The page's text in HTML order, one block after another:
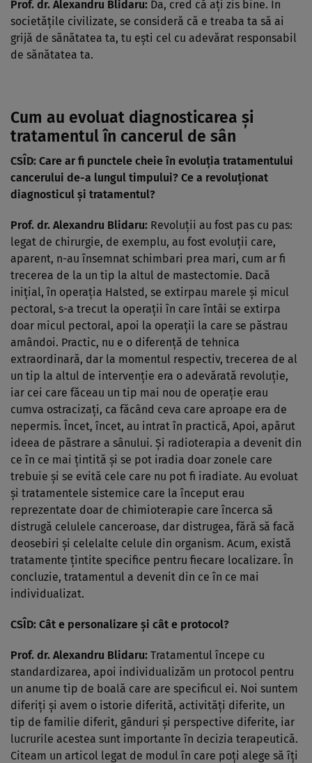
Prof. dr. Alexandru Blidaru: Da, cred că aţi zis bine. În
societăţile civilizate, se consideră că e treaba ta să ai
grijă de sănătatea ta, tu eşti cel cu adevărat responsabil
de sănătatea ta.
Cum au evoluat diagnosticarea şi
tratamentul în cancerul de sân
CSÎD: Care ar fi punctele cheie în evoluţia tratamentului
cancerului de-a lungul timpului? Ce a revoluţionat
diagnosticul şi tratamentul?
Prof. dr. Alexandru Blidaru: Revoluţii au fost pas cu pas:
legat de chirurgie, de exemplu, au fost evoluţii care,
aparent, n-au însemnat schimbari prea mari, cum ar fi
trecerea de la un tip la altul de mastectomie. Dacă
iniţial, în operaţia Halsted, se extirpau marele şi micul
pectoral, s-a trecut la operaţii în care întâi se extirpa
doar micul pectoral, apoi la operaţii la care se păstrau
amândoi. Practic, nu e o diferenţă de tehnica
extraordinară, dar la momentul respectiv, trecerea de al
un tip la altul de intervenţie era o adevărată revoluţie,
iar cei care făceau un tip mai nou de operaţie erau
cumva ostracizaţi, ca făcând ceva care aproape era de
nepermis. Încet, încet, au intrat în practică, Apoi, apărut
ideea de păstrare a sânului. Şi radioterapia a devenit din
ce în ce mai ţintită şi se pot iradia doar zonele care
trebuie şi se evită cele care nu pot fi iradiate. Au evoluat
şi tratamentele sistemice care la început erau
reprezentate doar de chimioterapie care încerca să
distrugă celulele canceroase, dar distrugea, fără să facă
deosebiri şi celelalte celule din organism. Acum, există
tratamente ţintite specifice pentru fiecare localizare. În
concluzie, tratamentul a devenit din ce în ce mai
individualizat.
CSÎD: Cât e personalizare şi cât e protocol?
Prof. dr. Alexandru Blidaru: Tratamentul începe cu
standardizarea, apoi individualizăm un protocol pentru
un anume tip de boală care are specificul ei. Noi suntem
diferiţi şi avem o istorie diferită, activităţi diferite, un
tip de familie diferit, gânduri şi perspective diferite, iar
lucrurile acestea sunt importante în decizia terapeutică.
Citeam un articol legat de modul în care poţi alege să îţi